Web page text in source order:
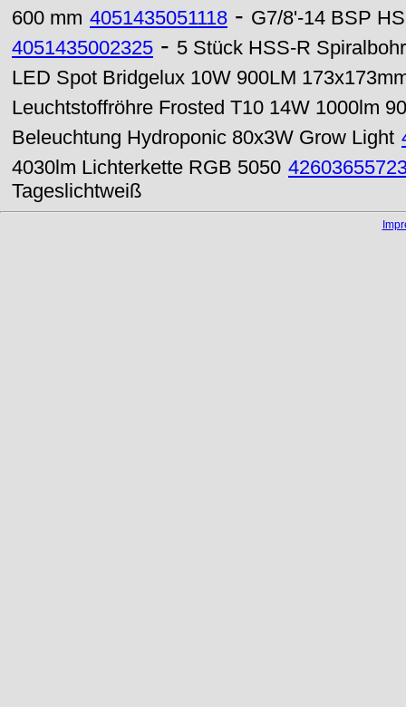
600 mm 4051435051118 - G7/8'-14 BSP
4051435002325 - 5 Stück HSS-R
LED Spot Bridgelux 10W 900LM
Leuchtstoffröhre Frosted T10 14W 1000lm
Beleuchtung Hydroponic 80x3W Grow Light
4030lm Lichterkette RGB 5050
Tageslichtweiß